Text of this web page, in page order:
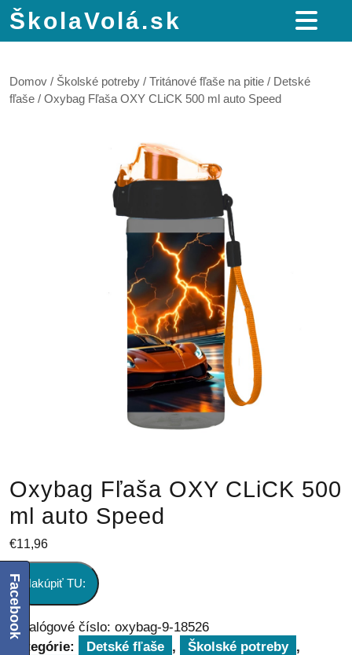
ŠkolaVolá.sk
Domov / Školské potreby / Tritánové fľaše na pitie / Detské
fľaše / Oxybag Fľaša OXY CLiCK 500 ml auto Speed
Oxybag Fľaša OXY CLiCK 500
ml auto Speed
€11,96
Nakúpiť TU:
Katalógové číslo: oxybag-9-18526
Kategórie:
Detské fľaše , Školské potreby ,
Facebook